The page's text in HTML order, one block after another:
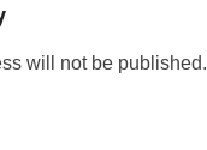
will not be published.